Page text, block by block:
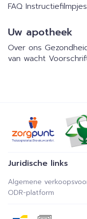
FAQ Instructiefilmpjes
Uw apotheek
Over ons
van wacht
Juridische links
Algemene
ODR-platform